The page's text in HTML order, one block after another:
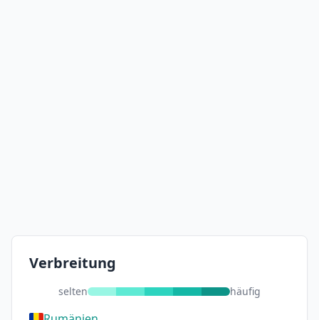
Verbreitung
selten häufig